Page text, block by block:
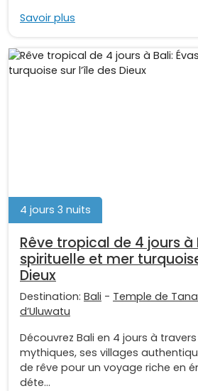
Savoir plus
4 jours 3 nuits
Rêve tropical de 4 jours à
spirituelle et mer
Dieux
Destination: Bali - Temple de
d’Uluwatu
Découvrez Bali en 4 jours à
mythiques, ses villages
de rêve pour un voyage riche en
déte...